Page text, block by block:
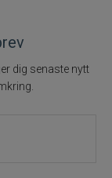
dig senaste nytt